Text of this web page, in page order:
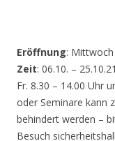
Eröffnung: Mittwoch
Zeit: 06.10. –
Fr. 8.30 – 14.00 Uhr
oder Seminare kann
behindert werden –
Besuch